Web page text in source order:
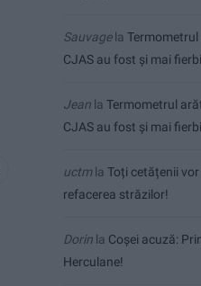
Sauvagela Termometrul
CJAS au fost și mai
Jean la Termometrul
CJAS au fost și mai
uctmla Toți cetățenii
refacerea străzilor!
Dorin la Coșei acuză:
Herculane!